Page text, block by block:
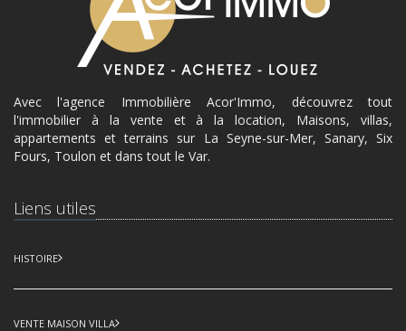
Avec l'agence Immobilière Acor'Immo, découvrez tout
l'immobilier à la vente et à la location, Maisons, villas,
appartements et terrains sur La Seyne-sur-Mer, Sanary, Six
Fours, Toulon et dans tout le Var.
Liens utiles
HISTOIRE
VENTE MAISON VILLA